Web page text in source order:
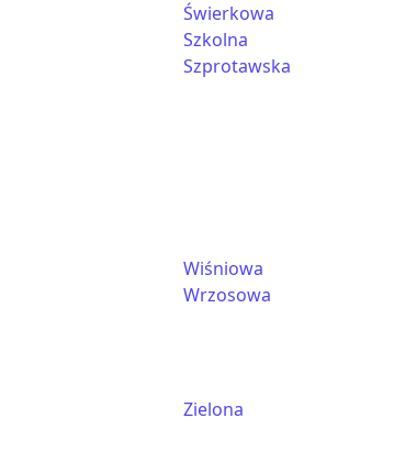
Świerkowa
Szkolna
Szprotawska
Wiśniowa
Wrzosowa
Zielona